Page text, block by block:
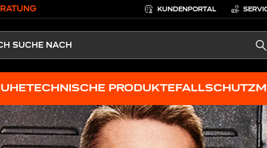
KUNDENPORTAL
TECHNISCHE PRODUKTEFALLSCHUTZ